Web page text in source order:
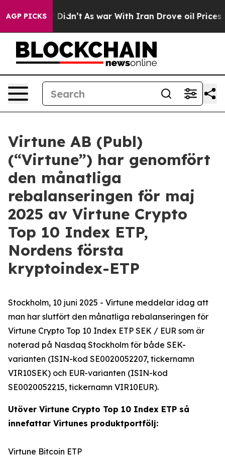
AGP PICKS
it Didn’t As war With Iran Drove oil Prices
Virtune AB (Publ)
(“Virtune”) har genomfört
den månatliga
rebalanseringen för maj
2025 av Virtune Crypto
Top 10 Index ETP,
Nordens första
kryptoindex-ETP
Stockholm, 10 juni 2025 - Virtune meddelar idag att
man har slutfört den månatliga rebalanseringen för
Virtune Crypto Top 10 Index ETP SEK / EUR som är
noterad på Nasdaq Stockholm för både SEK-
varianten (ISIN-kod SE0020052207, tickernamn
VIR10SEK) och EUR-varianten (ISIN-kod
SE0020052215, tickernamn VIR10EUR).
Utöver Virtune Crypto Top 10 Index ETP så
innefattar Virtunes produktportfölj:
Virtune Bitcoin ETP